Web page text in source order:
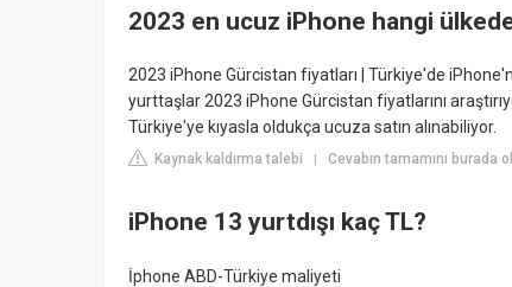
2023 en ucuz iPhone hangi
2023 iPhone Gürcistan fiyatları | Türkiye'de
yurttaşlar 2023 iPhone Gürcistan fiyatlarını
Türkiye'ye kıyasla oldukça ucuza satın alınabiliyor.
Kaynak kaldırma talebi | Cevabın tamamını burada
iPhone 13 yurtdışı kaç TL?
İphone ABD-Türkiye maliyeti